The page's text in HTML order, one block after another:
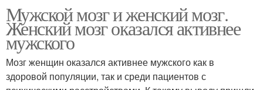
Мужской мозг и женский мозг.
Женский мозг оказался активнее
мужского
Мозг женщин оказался активнее мужского как в
здоровой популяции, так и среди пациентов с